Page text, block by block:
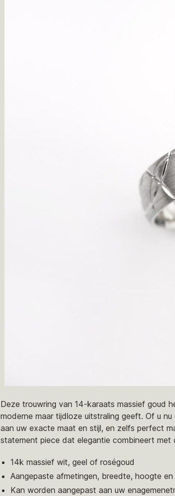
Deze trouwring van 14-karaats massief goud
moderne maar tijdloze uitstraling geeft. Of u
aan uw exacte maat en stijl, en zelfs perfect
statement piece dat elegantie combineert met
14k massief wit, geel of roségoud
Aangepaste afmetingen, breedte, hoogte
Kan worden aangepast aan uw